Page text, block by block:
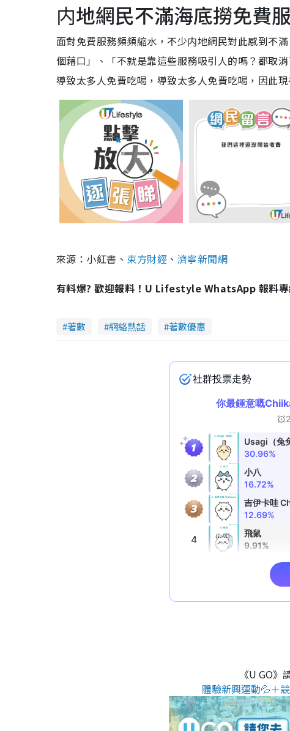
内地網民不滿海底撈免費
面對免費服務頻頻縮水，不少内地網民對此感到不
個藉口」、「不就是靠這些服務吸引人的嗎？都取
導致太多人免費吃喝，導致太多人免費吃喝，因此
來源：小紅書、 東方財經 、 濟寧新聞網
有料爆? 歡迎報料！U Lifestyle WhatsApp 報料
著數 網絡熱話 著數優惠
《U GO》
體驗新興運動💦＋